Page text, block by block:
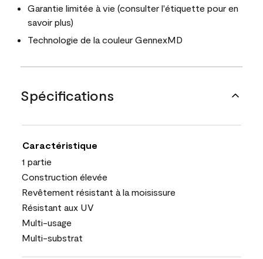
Garantie limitée à vie (consulter l'étiquette pour en
savoir plus)
Technologie de la couleur GennexMD
Spécifications
Caractéristique
1 partie
Construction élevée
Revêtement résistant à la moisissure
Résistant aux UV
Multi-usage
Multi-substrat